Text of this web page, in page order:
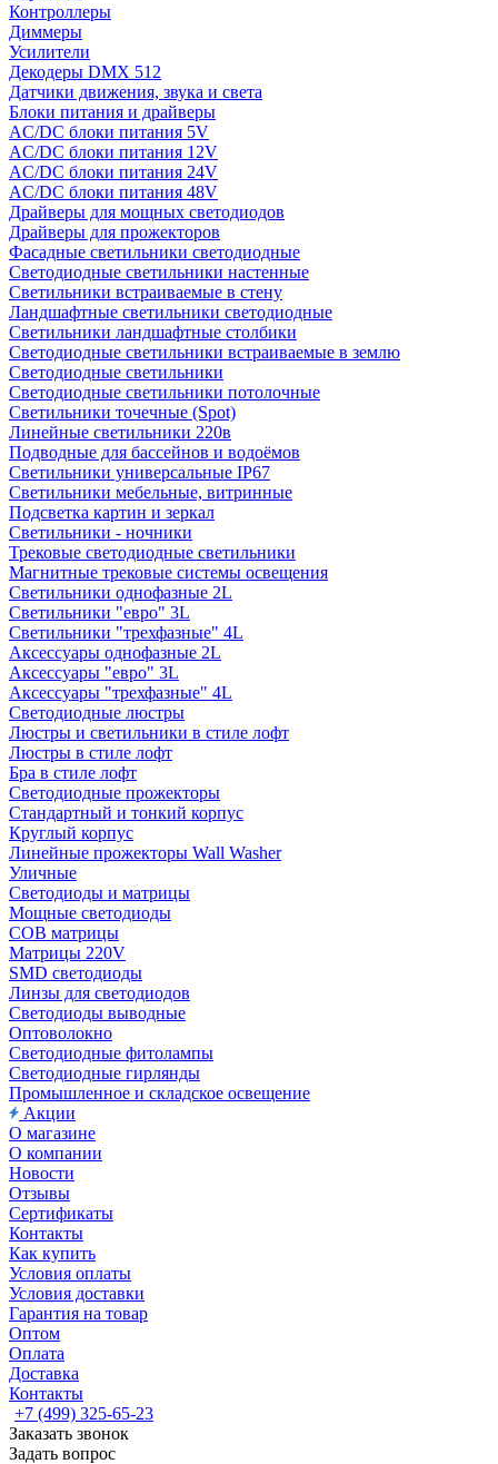
Контроллеры
Диммеры
Усилители
Декодеры DMX 512
Датчики движения, звука и света
Блоки питания и драйверы
AC/DC блоки питания 5V
AC/DC блоки питания 12V
AC/DC блоки питания 24V
AC/DC блоки питания 48V
Драйверы для мощных светодиодов
Драйверы для прожекторов
Фасадные светильники светодиодные
Светодиодные светильники настенные
Светильники встраиваемые в стену
Ландшафтные светильники светодиодные
Светильники ландшафтные столбики
Светодиодные светильники встраиваемые в землю
Светодиодные светильники
Светодиодные светильники потолочные
Светильники точечные (Spot)
Линейные светильники 220в
Подводные для бассейнов и водоёмов
Светильники универсальные IP67
Светильники мебельные, витринные
Подсветка картин и зеркал
Светильники - ночники
Трековые светодиодные светильники
Магнитные трековые системы освещения
Светильники однофазные 2L
Светильники "евро" 3L
Светильники "трехфазные" 4L
Аксессуары однофазные 2L
Аксессуары "евро" 3L
Аксессуары "трехфазные" 4L
Светодиодные люстры
Люстры и светильники в стиле лофт
Люстры в стиле лофт
Бра в стиле лофт
Светодиодные прожекторы
Стандартный и тонкий корпус
Круглый корпус
Линейные прожекторы Wall Washer
Уличные
Светодиоды и матрицы
Мощные светодиоды
COB матрицы
Матрицы 220V
SMD светодиоды
Линзы для светодиодов
Светодиоды выводные
Оптоволокно
Светодиодные фитолампы
Светодиодные гирлянды
Промышленное и складское освещение
Акции
О магазине
О компании
Новости
Отзывы
Сертификаты
Контакты
Как купить
Условия оплаты
Условия доставки
Гарантия на товар
Оптом
Оплата
Доставка
Контакты
+7 (499) 325-65-23
Заказать звонок
Задать вопрос